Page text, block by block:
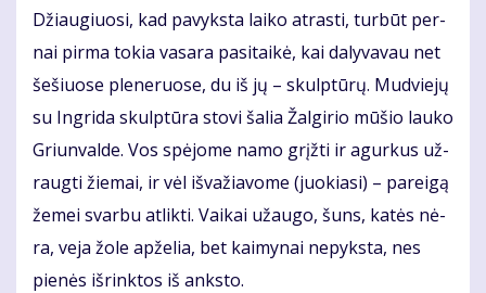
Džiau­giuo­si, kad pa­vyks­ta lai­ko at­ras­ti, tur­būt per­
nai pir­ma to­kia va­sa­ra pa­si­tai­kė, kai da­ly­va­vau net
še­šiuo­se ple­ne­ruo­se, du iš jų – skulp­tū­rų. Mud­vie­jų
su In­gri­da skulp­tū­ra sto­vi ša­lia Žal­gi­rio mū­šio lau­ko
Griun­val­de. Vos spė­jo­me na­mo grįž­ti ir agur­kus už­
raug­ti žie­mai, ir vėl iš­va­žia­vo­me (juo­kia­si) – pa­rei­gą
že­mei svar­bu at­lik­ti. Vai­kai už­au­go, šuns, ka­tės nė­
ra, ve­ja žo­le ap­že­lia, bet kai­my­nai ne­pyks­ta, nes
pie­nės iš­rink­tos iš anks­to.